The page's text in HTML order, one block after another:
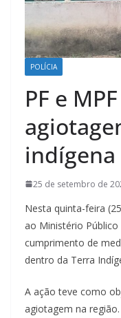
POLÍCIA
PF e
indígena
25 de setembro de
Nesta quinta-feira
ao Ministério
cumprimento de
dentro da Terra
A ação teve como
agiotagem na